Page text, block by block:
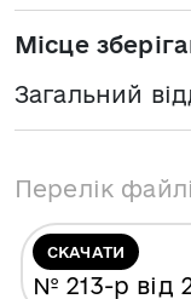
Місце
Загальний
Перелік
СКАЧАТИ
№ 213-р від